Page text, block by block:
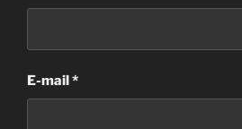
E-mail*